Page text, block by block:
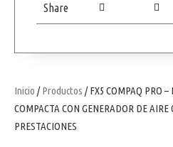
Inicio /Productos / FX5 COMPAQ PRO
COMPACTA CON GENERADOR DE
PRESTACIONES
Share